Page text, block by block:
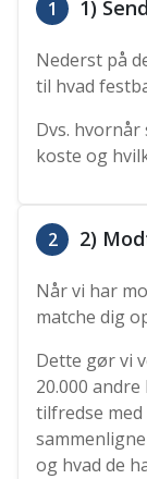
1 1)
Nederst på
til hvad
Dvs. hvornår
koste og
2 2)
Når vi har
matche dig
Dette gør vi
20.000
tilfredse
og hvad de